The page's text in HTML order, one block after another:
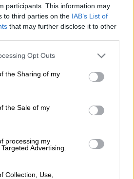
participants. This information may
to third parties on the IAB’s List of
that may further disclose it to other
app uses one or more Google
usage behaviour. You may click to
Google and its third-party tags to
specified purposes in below Google
Opt Outs
the Sharing of my
the Sale of my
processing my
Advertising.
Collection, Use,
του ΣΥΡΙΖΑ ΠΣ
επικεφαλής δεκάδων
“Παρακολουθήσεις
την ΕΥΠ – Αποκαλύψεις
Συντακτών”. Στην
και καλούσαν
να δώσει απαντήσεις στο
www.spirtzis.gr/o-
kai-se-parakolouthei-
o-aeimnistos-nikos-
λίγη ώρα μετά,